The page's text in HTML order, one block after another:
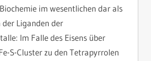
im wesentlichen dar als
Liganden der
Im Falle des Eisens über
S-Cluster zu den Tetrapyrrolen